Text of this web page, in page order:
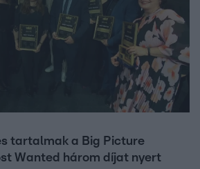
tartalmak a Big Picture
Wanted három díjat nyert